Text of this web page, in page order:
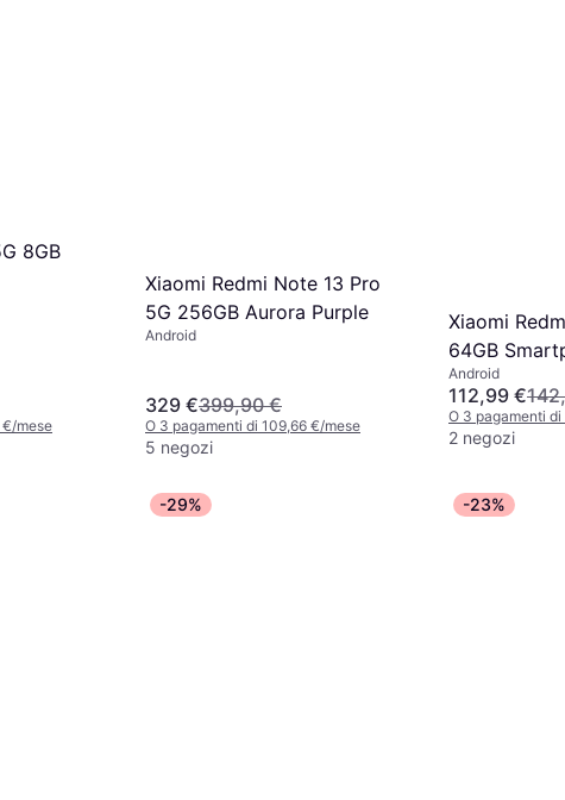
8GB
€/mese
Xiaomi Redmi Note 13 Pro
5G 256GB Aurora Purple
Android
329 €399,90 €
O 3 pagamenti di 109,66 €/mese
5 negozi
Xiaomi
64GB
Android
112,99 €
O 3 pagamenti
2 negozi
-29% -23%